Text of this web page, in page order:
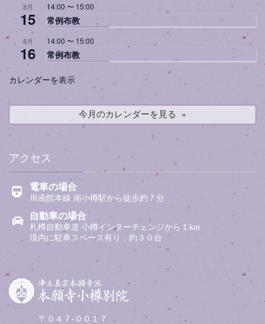
8月
15
14:00 〜 15:00
常例布教
8月
16
14:00 〜 15:00
常例布教
カレンダーを表示
今月のカレンダーを見る
アクセス
電車の場合
JR函館本線 南小樽駅から徒歩約７分
自動車の場合
札樽自動車道 小樽インターチェンジから１km
境内に駐車スペース有り：約３０台
〒０４７-００１７